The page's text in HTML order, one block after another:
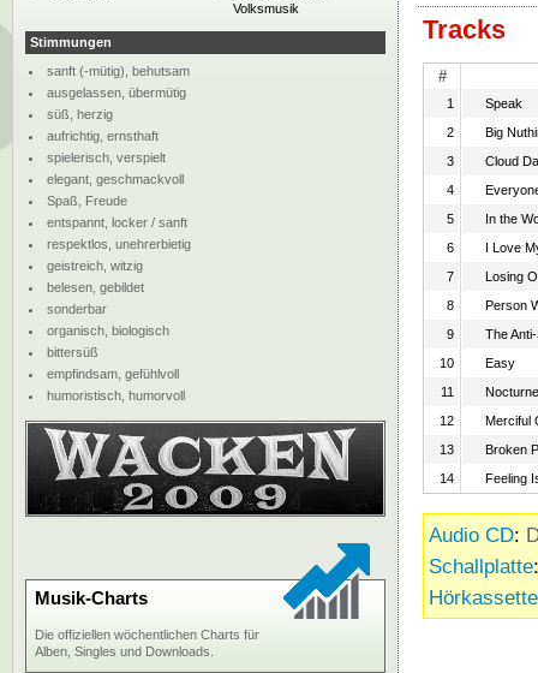
Tracks
#
1
Speak
2
Big
3
Cloud
4
5
In the
6
I Love
7
Losing
8
Person
9
The
10
Easy
11
Nocturne
12
Merciful
13
Broken
14
Feeling
Audio CD:
Schallplatte
Hörkassette
Volksmusik
Stimmungen
sanft (-mütig), behutsam
ausgelassen, übermütig
süß, herzig
aufrichtig, ernsthaft
spielerisch, verspielt
elegant, geschmackvoll
Spaß, Freude
entspannt, locker / sanft
respektlos, unehrerbietig
geistreich, witzig
belesen, gebildet
sonderbar
organisch, biologisch
bittersüß
empfindsam, gefühlvoll
humoristisch, humorvoll
Musik-Charts
Die offiziellen wöchentlichen Charts für
Alben, Singles und Downloads.